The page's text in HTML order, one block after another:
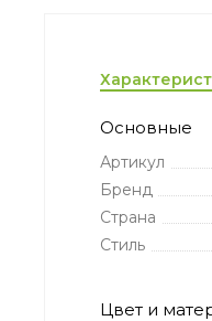
Основные
Артикул
Бренд
Страна
Стиль
Цвет и